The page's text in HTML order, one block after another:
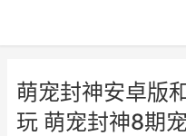
萌宠封神安卓版
玩 萌宠封神8期